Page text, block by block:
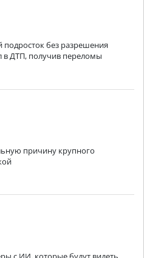
подросток без разрешения
в ДТП, получив переломы
причину крупного